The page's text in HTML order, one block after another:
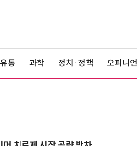
통 과학 정치·정책 오피니언